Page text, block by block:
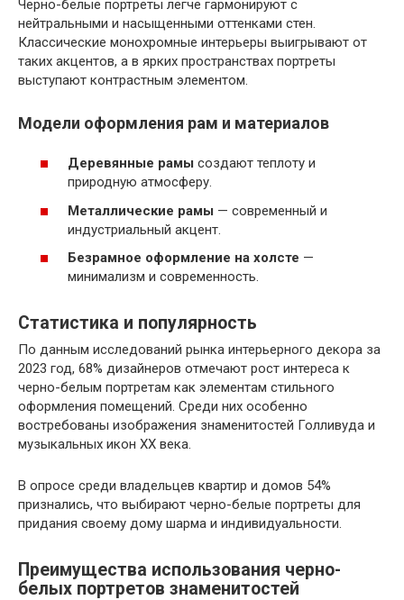
Черно-белые портреты легче гармонируют с
нейтральными и насыщенными оттенками стен.
Классические монохромные интерьеры выигрывают от
таких акцентов, а в ярких пространствах портреты
выступают контрастным элементом.
Модели оформления рам и материалов
Деревянные рамы создают теплоту и
природную атмосферу.
Металлические рамы — современный и
индустриальный акцент.
Безрамное оформление на холсте —
минимализм и современность.
Статистика и популярность
По данным исследований рынка интерьерного декора за
2023 год, 68% дизайнеров отмечают рост интереса к
черно-белым портретам как элементам стильного
оформления помещений. Среди них особенно
востребованы изображения знаменитостей Голливуда и
музыкальных икон XX века.
В опросе среди владельцев квартир и домов 54%
признались, что выбирают черно-белые портреты для
придания своему дому шарма и индивидуальности.
Преимущества использования черно-
белых портретов знаменитостей